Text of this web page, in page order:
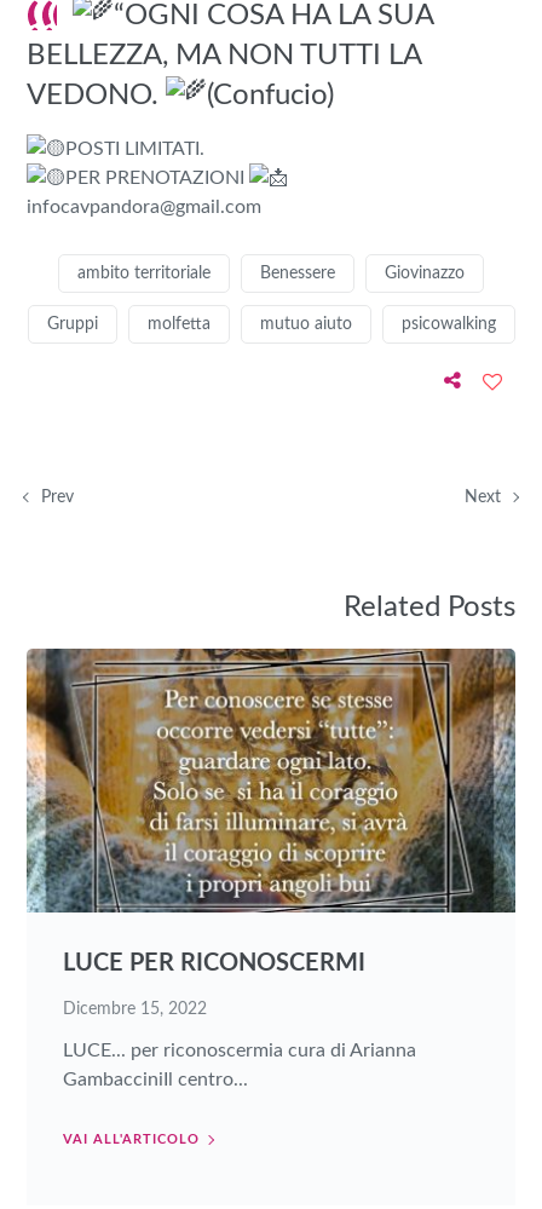
“OGNI COSA HA LA SUA
BELLEZZA, MA NON TUTTI LA
VEDONO.
(Confucio)
POSTI LIMITATI.
PER PRENOTAZIONI
infocavpandora@gmail.com
ambito territoriale Benessere Giovinazzo
Gruppi molfetta mutuo aiuto psicowalking
Prev Next
Related Posts
LUCE PER RICONOSCERMI
Dicembre 15, 2022
LUCE... per riconoscermia cura di Arianna
GambacciniIl centro...
VAI ALL'ARTICOLO